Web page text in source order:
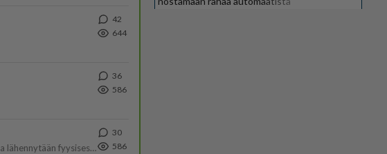
42
644
36
586
Yhtä paljon, kuin minä sinusta? Haaveissa ollaan kahdestaan, rauhassa ja lähennytään fyysisesti ja tutustutaan syvemmin
30
586